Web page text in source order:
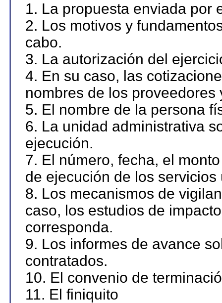
1. La propuesta enviada por
2. Los motivos y
cabo.
3. La autorización del
4. En su caso, las
nombres de los proveedores
5. El nombre de la persona
6. La unidad administrativa
ejecución.
7. El número, fecha, el
de ejecución de los servicios
8. Los mecanismos de
caso, los estudios de
corresponda.
9. Los informes de avance
contratados.
10. El convenio de
11. El finiquito